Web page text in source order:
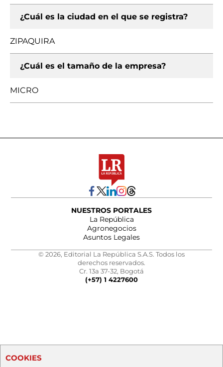
¿Cuál es la ciudad en el que se registra?
ZIPAQUIRA
¿Cuál es el tamaño de la empresa?
MICRO
NUESTROS PORTALES
La República
Agronegocios
Asuntos Legales
© 2026, Editorial La República S.A.S. Todos los
derechos reservados.
Cr. 13a 37-32, Bogotá
(+57) 1 4227600
COOKIES